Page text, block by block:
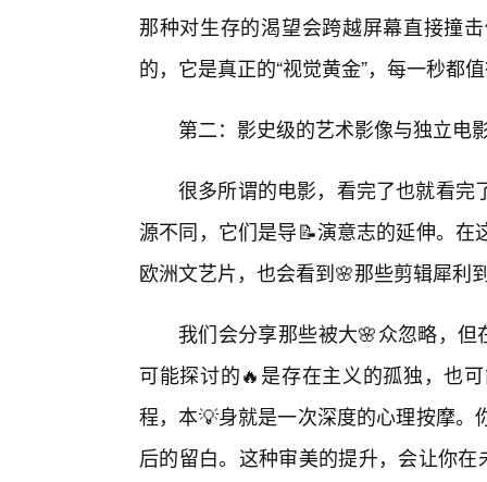
那种对生存的渴望会跨越屏幕直接撞
的，它是真正的“视觉黄金”，每一秒都
第二：影史级的艺术影像与独立
很多所谓的电影，看完了也就看完
源不同，它们是导📝演意志的延伸。
欧洲文艺片，也会看到🌸那些剪辑犀利
我们会分享那些被大🌸众忽略，但
可能探讨的🔥是存在主义的孤独，也
程，本💡身就是一次深度的心理按摩
后的留白。这种审美的提升，会让你